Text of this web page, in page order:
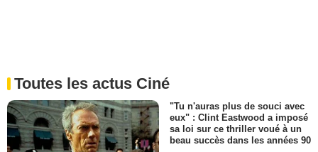
Toutes les actus Ciné
"Tu n'auras plus de souci avec
eux" : Clint Eastwood a imposé
sa loi sur ce thriller voué à un
beau succès dans les années 90